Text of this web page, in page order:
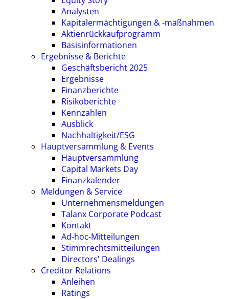
Analysten
Kapitalermächtigungen & -maßnahmen
Aktienrückkaufprogramm
Basisinformationen
Ergebnisse & Berichte
Geschäftsbericht 2025
Ergebnisse
Finanzberichte
Risikoberichte
Kennzahlen
Ausblick
Nachhaltigkeit/ESG
Hauptversammlung & Events
Hauptversammlung
Capital Markets Day
Finanzkalender
Meldungen & Service
Unternehmensmeldungen
Talanx Corporate Podcast
Kontakt
Ad-hoc-Mitteilungen
Stimmrechtsmitteilungen
Directors' Dealings
Creditor Relations
Anleihen
Ratings